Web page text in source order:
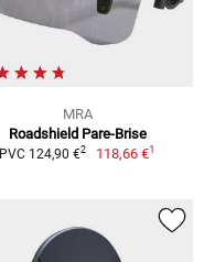
MRA
Roadshield Pare-Brise
PVC 124,90 €2 118,66 €1